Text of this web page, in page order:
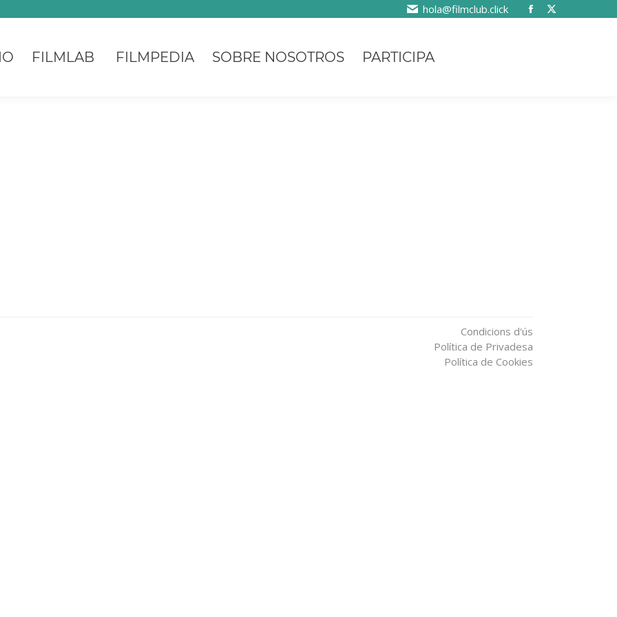
hola@filmclub.click
FILMLAB FILMPEDIA SOBRE NOSOTROS PARTICIPA
Condicions d'ús
Política de Privadesa
Política de Cookies